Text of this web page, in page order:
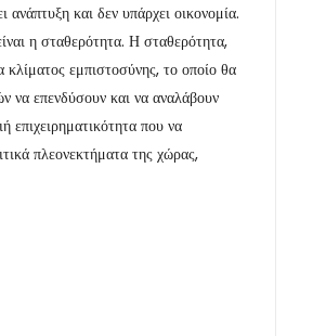
ανάπτυξη και δεν υπάρχει οικονομία.
η σταθερότητα. Η σταθερότητα,
κλίματος εμπιστοσύνης, το οποίο θα
να επενδύσουν και να αναλάβουν
επιχειρηματικότητα που να
πλεονεκτήματα της χώρας,